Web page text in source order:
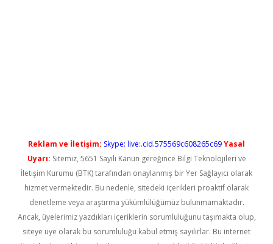
Reklam ve İletişim: Skype: live:.cid.575569c608265c69Yasal
Uyarı: Sitemiz, 5651 Sayılı Kanun gereğince Bilgi Teknolojileri ve
İletişim Kurumu (BTK) tarafından onaylanmış bir Yer Sağlayıcı olarak
hizmet vermektedir. Bu nedenle, sitedeki içerikleri proaktif olarak
denetleme veya araştırma yükümlülüğümüz bulunmamaktadır.
Ancak, üyelerimiz yazdıkları içeriklerin sorumluluğunu taşımakta olup,
siteye üye olarak bu sorumluluğu kabul etmiş sayılırlar. Bu internet